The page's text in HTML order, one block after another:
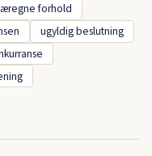
forhold
ugyldig beslutning